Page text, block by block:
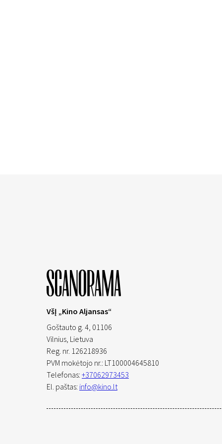
VšĮ „Kino Aljansas“
Goštauto g. 4, 01106
Vilnius, Lietuva
Reg. nr. 126218936
PVM mokėtojo nr.: LT100004645810
Telefonas: +37062973453
El. paštas: info@kino.lt